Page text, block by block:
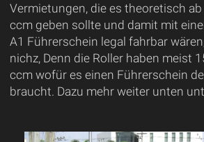
Vermietungen, die es theoretisch
ccm geben sollte und damit mit
A1 Führerschein legal fahrbar
nichz, Denn die Roller haben meist
ccm wofür es einen Führerschein
braucht. Dazu mehr weiter unten